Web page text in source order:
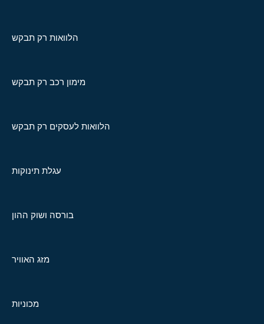
הלוואות רק תבקש
מימון רכב רק תבקש
הלוואות לעסקים רק תבקש
עגלת תינוקות
בורסה ושוק ההון
מזג האוויר
מכוניות